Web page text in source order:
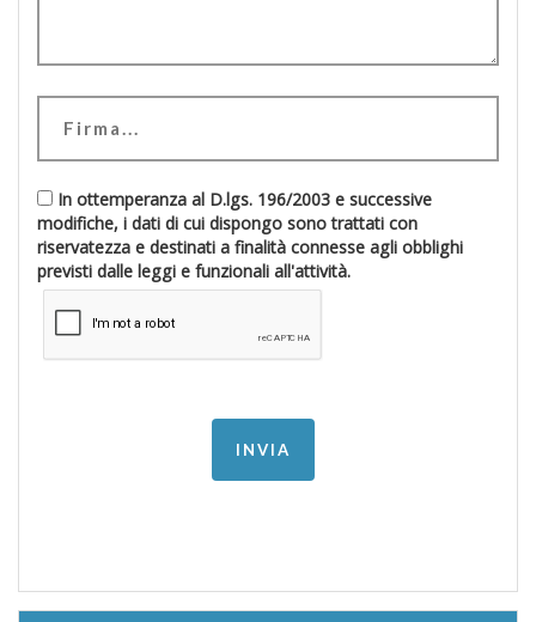
In ottemperanza al D.lgs. 196/2003 e successive
modifiche, i dati di cui dispongo sono trattati con
riservatezza e destinati a finalità connesse agli obblighi
previsti dalle leggi e funzionali all'attività.